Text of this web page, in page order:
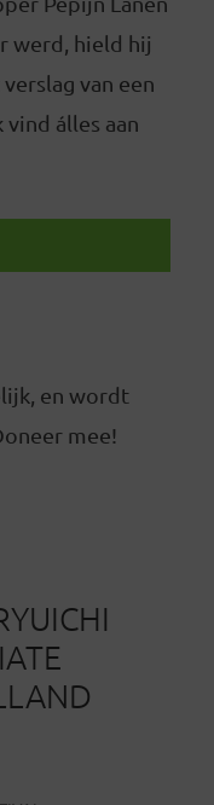
werd, hield hij
van een
álles aan
en wordt
mee!